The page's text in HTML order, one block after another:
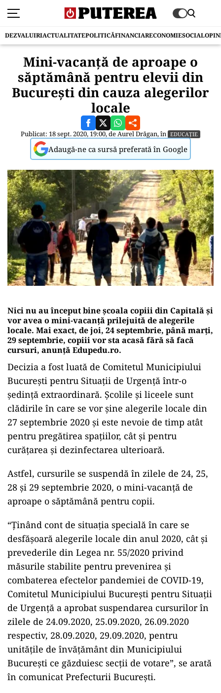
DEZVALUIRIACTUALITATEPOLITICĂFINANCIARECONOMIESOCIAL
Mini-vacanță de aproape o
săptămână pentru elevii din
București din cauza alegerilor
locale
Publicat: 18 sept. 2020, 19:00, deAurel Drăgan, în EDUCAȚIE
Adaugă-ne ca sursă preferată în Google
Nici nu au început bine școala copiii din Capitală și
vor avea o mini-vacanță prilejuită de alegerile
locale. Mai exact, de joi, 24 septembrie, până marți,
29 septembrie, copiii vor sta acasă fără să facă
cursuri, anunță Edupedu.ro.
Decizia a fost luată de Comitetul Municipiului
București pentru Situații de Urgență într-o
ședință extraordinară. Școlile și liceele sunt
clădirile în care se vor șine alegerile locale din
27 septembrie 2020 și este nevoie de timp atât
pentru pregătirea spațiilor, cât și pentru
curățarea și dezinfectarea ulterioară.
Astfel, cursurile se suspendă în zilele de 24, 25,
28 și 29 septembrie 2020, o mini-vacanță de
aproape o săptămână pentru copii.
ad
“Ținând cont de situația specială în care se
desfășoară alegerile locale din anul 2020, cât și